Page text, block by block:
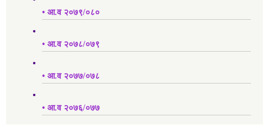
• आ.व २०७९/०८०
• आ.व २०७८/०७९
• आ.व २०७७/०७८
• आ.व २०७६/०७७